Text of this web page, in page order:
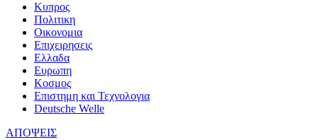
Κυπρος
Πολιτικη
Οικονομια
Επιχειρησεις
Ελλαδα
Ευρωπη
Κοσμος
Επιστημη και Τεχνολογια
Deutsche Welle
ΑΠΟΨΕΙΣ